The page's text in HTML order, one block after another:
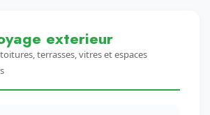
exterieur
terrasses, vitres et espaces